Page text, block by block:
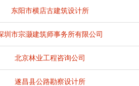
东阳市横店古建筑设计所
圳市宗灏建筑师事务所有限公司
北京林业工程咨询公司
遂昌县公路勘察设计所